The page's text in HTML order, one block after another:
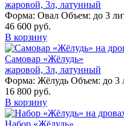
жаровой, 3л, латунный
Форма: Овал Объем: до 3
46 600 руб.
В корзину
Самовар «Жёлудь»
жаровой, 3л, латунный
Форма: Жёлудь Объем: до 3
16 800 руб.
В корзину
Набор «Жёлудь»